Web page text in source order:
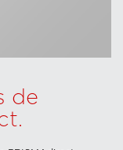
de